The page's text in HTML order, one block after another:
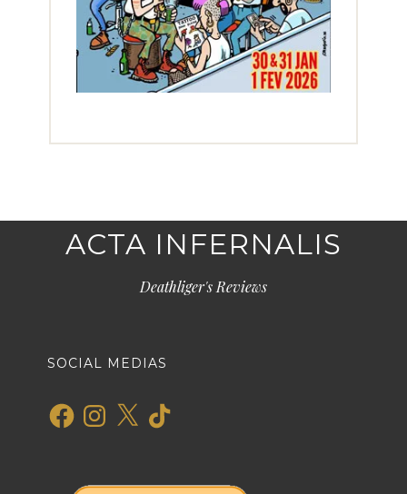
ACTA INFERNALIS
Deathliger's Reviews
SOCIAL MEDIAS
FacebookInstagram
X TikTok